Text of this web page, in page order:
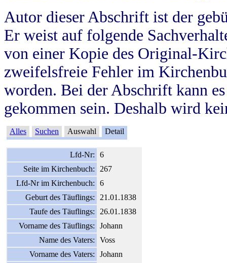
Autor dieser Abschrift ist der
Er weist auf folgende
von einer Kopie des Original-
zweifelsfreie Fehler im
worden. Bei der Abschrift kann
gekommen sein. Deshalb wird
Alles Suchen Auswahl Detail
Lfd-Nr:
6
Seite im Kirchenbuch:
267
Lfd-Nr im Kirchenbuch:
6
Geburt des Täuflings:
21.01.1838
Taufe des Täuflings:
26.01.1838
Vorname des Täuflings:
Johann
Name des Vaters:
Voss
Vorname des Vaters:
Johann